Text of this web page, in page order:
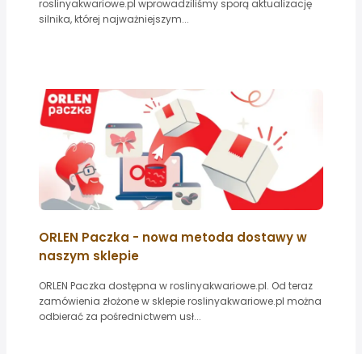
roslinyakwariowe.pl wprowadziliśmy sporą aktualizację
silnika, której najważniejszym...
ORLEN Paczka - nowa metoda dostawy w
naszym sklepie
ORLEN Paczka dostępna w roslinyakwariowe.pl. Od teraz
zamówienia złożone w sklepie roslinyakwariowe.pl można
odbierać za pośrednictwem usł...